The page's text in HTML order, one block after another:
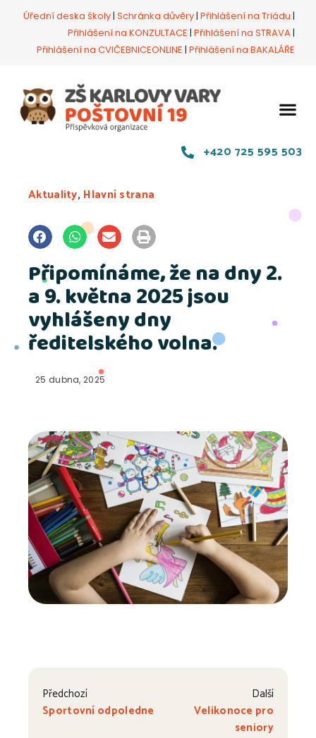
Úřední deska školy| Schránka důvěry| Přihlášení na Triádu |
Přihlášení na KONZULTACE | Přihlášení na STRAVA|
Přihlášení na CVIČEBNICEONLINE | Přihlášení na BAKALÁŘE
+420 725 595 503
Aktuality, Hlavní strana
Připomínáme, že na dny 2.
a 9. května 2025 jsou
vyhlášeny dny
ředitelského volna.
25 dubna, 2025
Předchozí
Sportovní odpoledne
Další
Velikonoce pro
seniory